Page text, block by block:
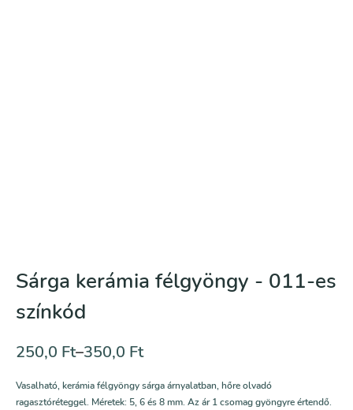
Sárga kerámia félgyöngy - 011-es
színkód
250,0 Ft–350,0 Ft
Vasalható, kerámia félgyöngy sárga árnyalatban, hőre olvadó
ragasztóréteggel. Méretek: 5, 6 és 8 mm. Az ár 1 csomag gyöngyre értendő.